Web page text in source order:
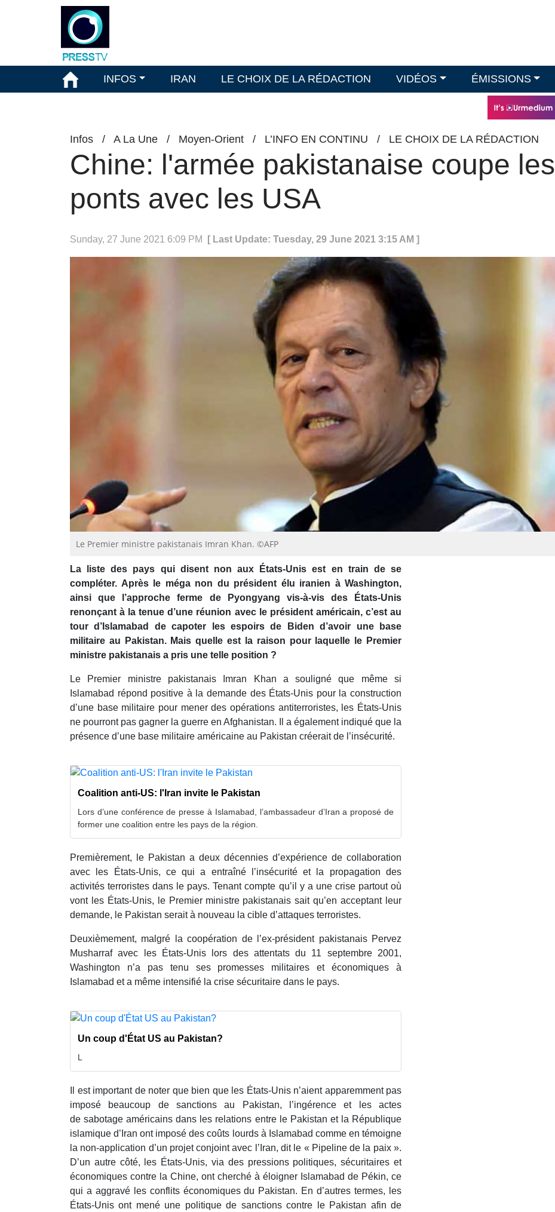
INFOS IRAN LE CHOIX DE LA RÉDACTION VIDÉOS ÉMISSIONS
Infos / A La Une / Moyen-Orient / L’INFO EN CONTINU / LE CHOIX DE LA RÉDACTION
Chine: l'armée pakistanaise coupe les
ponts avec les USA
Sunday, 27 June 2021 6:09 PM [ Last Update: Tuesday, 29 June 2021 3:15 AM ]
Le Premier ministre pakistanais Imran Khan. ©AFP
La liste des pays qui disent non aux États-Unis est en train de se
compléter. Après le méga non du président élu iranien à Washington,
ainsi que l’approche ferme de Pyongyang vis-à-vis des États-Unis
renonçant à la tenue d’une réunion avec le président américain, c’est au
tour d’Islamabad de capoter les espoirs de Biden d’avoir une base
militaire au Pakistan. Mais quelle est la raison pour laquelle le Premier
ministre pakistanais a pris une telle position ?
Le Premier ministre pakistanais Imran Khan a souligné que même si
Islamabad répond positive à la demande des États-Unis pour la construction
d’une base militaire pour mener des opérations antiterroristes, les États-Unis
ne pourront pas gagner la guerre en Afghanistan. Il a également indiqué que la
présence d’une base militaire américaine au Pakistan créerait de l’insécurité.
Coalition anti-US: l'Iran invite le Pakistan
Lors d’une conférence de presse à Islamabad, l’ambassadeur d’Iran a proposé de
former une coalition entre les pays de la région.
Premièrement, le Pakistan a deux décennies d’expérience de collaboration
avec les États-Unis, ce qui a entraîné l’insécurité et la propagation des
activités terroristes dans le pays. Tenant compte qu’il y a une crise partout où
vont les États-Unis, le Premier ministre pakistanais sait qu’en acceptant leur
demande, le Pakistan serait à nouveau la cible d’attaques terroristes.
Deuxièmement, malgré la coopération de l’ex-président pakistanais Pervez
Musharraf avec les États-Unis lors des attentats du 11 septembre 2001,
Washington n’a pas tenu ses promesses militaires et économiques à
Islamabad et a même intensifié la crise sécuritaire dans le pays.
Un coup d'État US au Pakistan?
L
Il est important de noter que bien que les États-Unis n’aient apparemment pas
imposé beaucoup de sanctions au Pakistan, l’ingérence et les actes
de sabotage américains dans les relations entre le Pakistan et la République
islamique d’Iran ont imposé des coûts lourds à Islamabad comme en témoigne
la non-application d’un projet conjoint avec l’Iran, dit le « Pipeline de la paix ».
D’un autre côté, les États-Unis, via des pressions politiques, sécuritaires et
économiques contre la Chine, ont cherché à éloigner Islamabad de Pékin, ce
qui a aggravé les conflits économiques du Pakistan. En d’autres termes, les
États-Unis ont mené une politique de sanctions contre le Pakistan afin de